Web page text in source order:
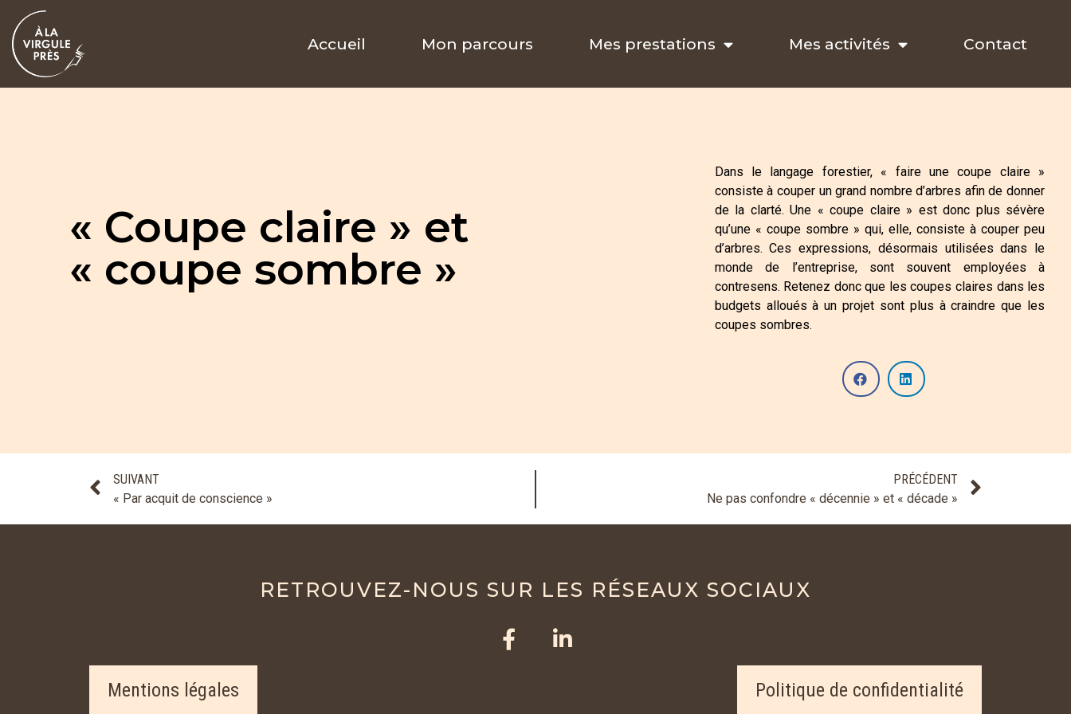
Accueil Mon parcours Mes prestations Mes activités Contact
« Coupe claire » et
« coupe sombre »
Dans le langage forestier, « faire une coupe claire »
consiste à couper un grand nombre d’arbres afin de donner
de la clarté. Une « coupe claire » est donc plus sévère
qu’une « coupe sombre » qui, elle, consiste à couper peu
d’arbres. Ces expressions, désormais utilisées dans le
monde de l’entreprise, sont souvent employées à
contresens. Retenez donc que les coupes claires dans les
budgets alloués à un projet sont plus à craindre que les
coupes sombres.
SUIVANT
« Par acquit de conscience »
PRÉCÉDENT
Ne pas confondre « décennie » et « décade »
RETROUVEZ-NOUS SUR LES RÉSEAUX SOCIAUX
Mentions légales Politique de confidentialité